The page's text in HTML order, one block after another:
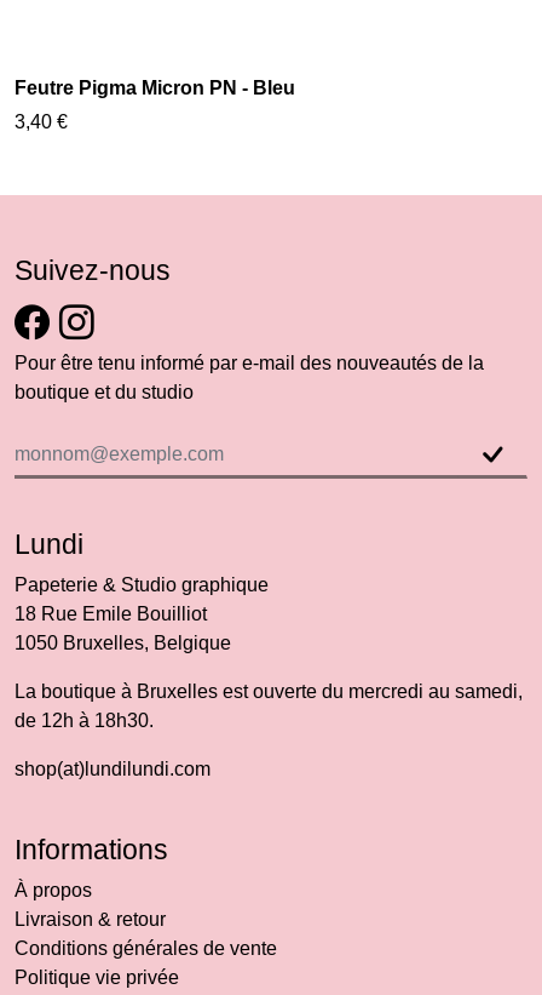
Feutre Pigma Micron PN - Bleu
3,40 €
Suivez-nous
Pour être tenu informé par e-mail des nouveautés de la
boutique et du studio
Lundi
Papeterie & Studio graphique
18 Rue Emile Bouilliot
1050 Bruxelles, Belgique
La boutique à Bruxelles est ouverte du mercredi au samedi,
de 12h à 18h30.
shop(at)lundilundi.com
Informations
À propos
Livraison & retour
Conditions générales de vente
Politique vie privée